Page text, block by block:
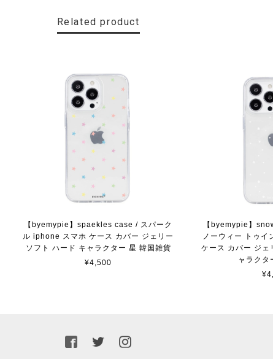
Related product
【byemypie】spaekles case / スパーク
ル iphone スマホ ケース カバー ジェリー
ソフト ハード キャラクター 星 韓国雑貨
¥4,500
【byemypie】
ノーウィー トゥ
ケース カバー ジェ
ャラクタ